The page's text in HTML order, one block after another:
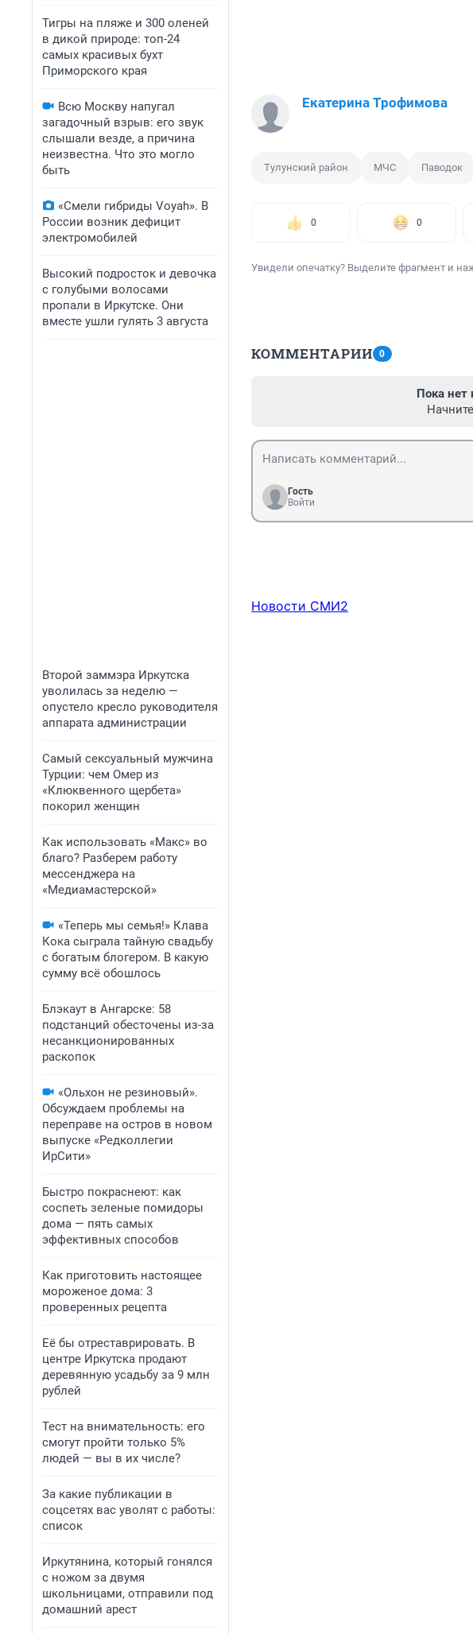
Тигры на пляже и 300 оленей
в дикой природе: топ-24
самых красивых бухт
Приморского края
Всю Москву напугал
загадочный взрыв: его звук
слышали везде, а причина
неизвестна. Что это могло
быть
«Смели гибриды Voyah». В
России возник дефицит
электромобилей
Высокий подросток и девочка
с голубыми волосами
пропали в Иркутске. Они
вместе ушли гулять 3 августа
Второй заммэра Иркутска
уволилась за неделю —
опустело кресло руководителя
аппарата администрации
Самый сексуальный мужчина
Турции: чем Омер из
«Клюквенного щербета»
покорил женщин
Как использовать «Макс» во
благо? Разберем работу
мессенджера на
«Медиамастерской»
«Теперь мы семья!» Клава
Кока сыграла тайную свадьбу
с богатым блогером. В какую
сумму всё обошлось
Блэкаут в Ангарске: 58
подстанций обесточены из-за
несанкционированных
раскопок
«Ольхон не резиновый».
Обсуждаем проблемы на
переправе на остров в новом
выпуске «Редколлегии
ИрСити»
Быстро покраснеют: как
соспеть зеленые помидоры
дома — пять самых
эффективных способов
Как приготовить настоящее
мороженое дома: 3
проверенных рецепта
Её бы отреставрировать. В
центре Иркутска продают
деревянную усадьбу за 9 млн
рублей
Тест на внимательность: его
смогут пройти только 5%
людей — вы в их числе?
За какие публикации в
соцсетях вас уволят с работы:
список
Иркутянина, который гонялся
с ножом за двумя
школьницами, отправили под
домашний арест
Екатерина Трофимова
Тулунский район МЧС Паводок
0 0
Увидели опечатку? Выделите фрагмент и
КОММЕНТАРИИ 0
Пока нет
Гость
Войти
Новости СМИ2